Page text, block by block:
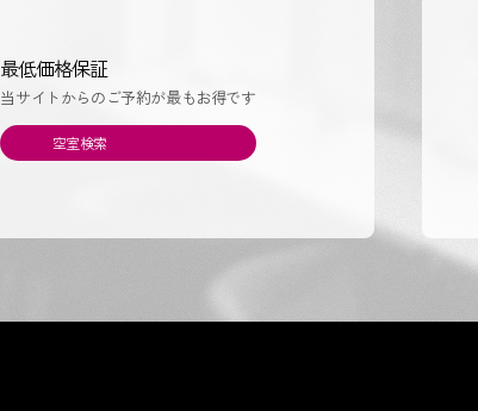
最低価格保証
当サイトからのご予約が最もお得です
空室検索